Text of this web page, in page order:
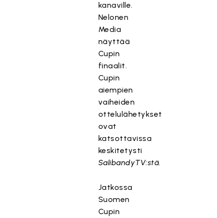
kanaville.
Nelonen
Media
näyttää
Cupin
finaalit.
Cupin
aiempien
vaiheiden
ottelulähetykset
ovat
katsottavissa
keskitetysti
SalibandyTV:stä.
Jatkossa
Suomen
Cupin